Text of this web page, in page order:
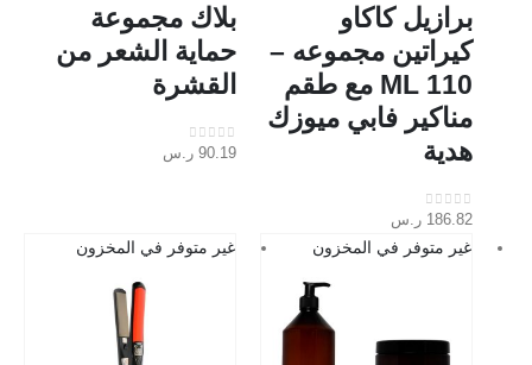
برازيل كاكاو
كيراتين مجموعه –
110 ML مع طقم
مناكير فابي ميوزك
هدية
0
out of 5
186.82 ر.س
بلاك مجموعة
حماية الشعر من
القشرة
0
out of 5
90.19 ر.س
غير متوفر في المخزون غير متوفر في المخزون